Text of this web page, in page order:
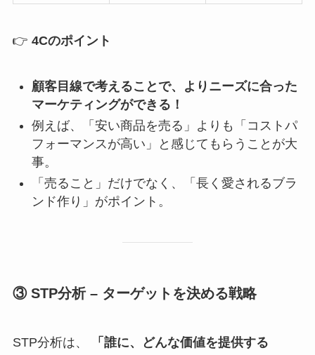
👉 4Cのポイント
顧客目線で考えることで、よりニーズに合った
マーケティングができる！
例えば、「安い商品を売る」よりも「コストパ
フォーマンスが高い」と感じてもらうことが大
事。
「売ること」だけでなく、「長く愛されるブラ
ンド作り」がポイント。
③ STP分析 – ターゲットを決める戦略
STP分析は、
「誰に、どんな価値を提供する